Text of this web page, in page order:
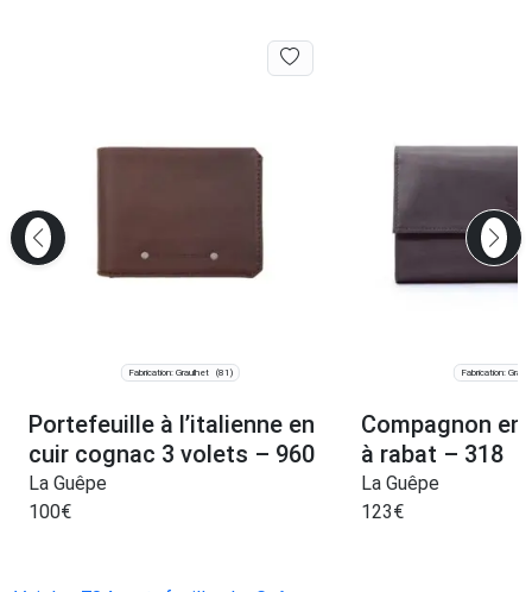
Fabrication: Graulhet (81)
Portefeuille à l’italienne en
cuir cognac 3 volets – 960
La Guêpe
100€
Fabrication:
Compagnon
à rabat – 318
La Guêpe
123€